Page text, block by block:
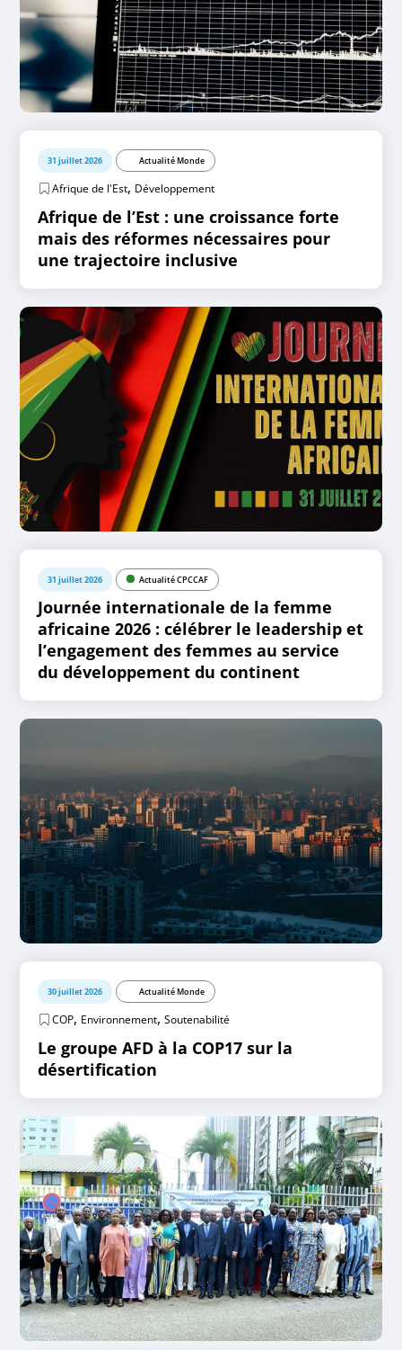
31 juillet 2026 Actualité Monde
Afrique de l'Est, Développement
Afrique de l’Est : une croissance forte
mais des réformes nécessaires pour
une trajectoire inclusive
31 juillet 2026 Actualité CPCCAF
Journée internationale de la femme
africaine 2026 : célébrer le leadership et
l’engagement des femmes au service
du développement du continent
30 juillet 2026 Actualité Monde
COP, Environnement,Soutenabilité
Le groupe AFD à la COP17 sur la
désertification